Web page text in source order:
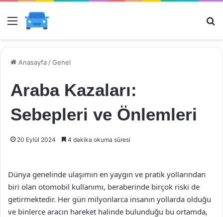
Menü
Anasayfa /Genel
Araba Kazaları:
Sebepleri ve Önlemleri
20 Eylül 2024 4 dakika okuma süresi
Dünya genelinde ulaşımın en yaygın ve pratik yollarından
biri olan otomobil kullanımı, beraberinde birçok riski de
getirmektedir. Her gün milyonlarca insanın yollarda olduğu
ve binlerce aracın hareket halinde bulunduğu bu ortamda,